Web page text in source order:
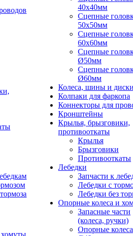
40x40мм
Сцепные
50x50мм
Сцепные
60x60мм
Сцепные
Ø50мм
Сцепные
Ø60мм
Колеса, шины и
Колпаки для фаркопа
Коннекторы для
Кронштейны
Крылья, брызговики,
противооткаты
Крылья
Брызговики
Противооткаты
Лебедки
Запчасти к
Лебедки с
Лебедки без
Опорные колеса и
Запасные части
(колеса, ручки)
Опорные колеса